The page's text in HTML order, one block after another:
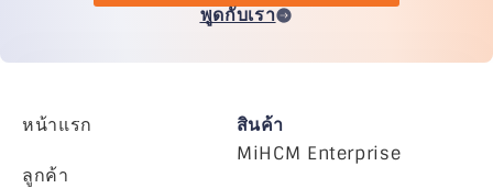
พูดกับเรา
หน้าแรก
ลูกค้า
สินค้า
MiHCM Enterprise